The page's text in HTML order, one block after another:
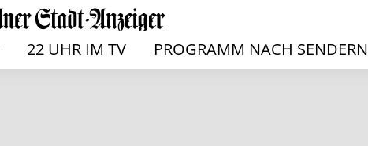
22 UHR IM TV PROGRAMM NACH SENDERN